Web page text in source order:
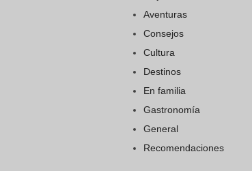
Aventuras
Consejos
Cultura
Destinos
En familia
Gastronomía
General
Recomendaciones